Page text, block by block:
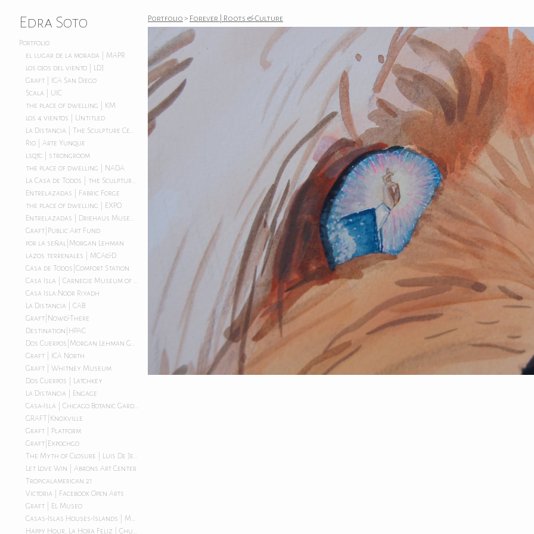
Edra Soto
Portfolio
el lugar de la morada | MAPR
los ojos del viento | LDJ
Graft | ICA San Diego
Scala | UIC
the place of dwelling | KM
los 4 vientos | Untitled
Rio | Arte Yunque
lsqtc | strongroom
the place of dwelling | NADA
Entrelazadas | Fabric Forge
the place of dwelling | EXPO
Graft|Public Art Fund
por la señal|Morgan Lehman
lazos terrenales | MCA&D
Casa de Todos|Comfort Station
Casa Isla:Noor Riyadh
La Distancia | CAB
Graft|Now&There
Destination|HPAC
Graft | ICA North
Graft | Whitney Museum
Dos Cuerpos | Latchkey
La Distancia | Engage
Casa-Isla | Chicago Botanic Garden
GRAFT|Knoxville
Graft | Platform
Graft|Expochgo
Let Love Win | Abrons Art Center
Tropicalamerican 21
Victoria | Facebook Open Arts
Graft | El Museo
Portfolio > Forever | Roots & Culture